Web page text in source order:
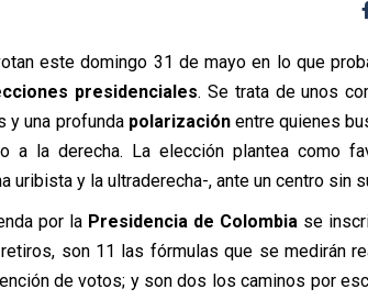
este domingo 31 de mayo en lo que
presidenciales. Se trata de unos
y una profunda polarizaciónentre quienes
a la derecha. La elección plantea como
uribista y la ultraderecha-, ante un centro sin
por la Presidencia de Colombia se
son 11 las fórmulas que se medirán
de votos; y son dos los caminos por